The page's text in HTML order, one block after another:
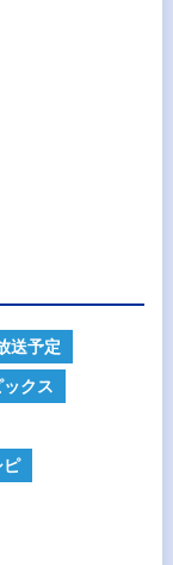
送予定
クス
ピ